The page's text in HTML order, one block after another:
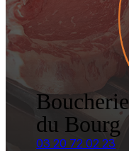
Boucherie
du Bourg
03 20 72 02 23